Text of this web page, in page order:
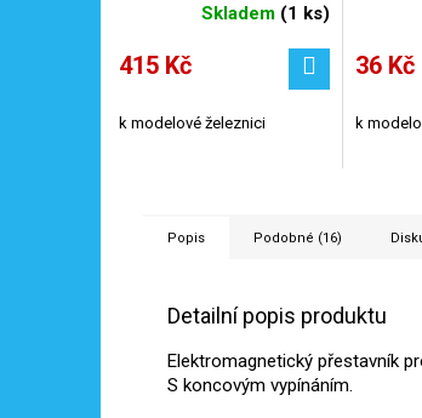
Skladem (1 ks)
415 Kč
k modelové železnici
36 Kč
k
Popis Podobné (16)
Detailní popis produktu
Elektromagnetický přestavník
S koncovým vypínáním.